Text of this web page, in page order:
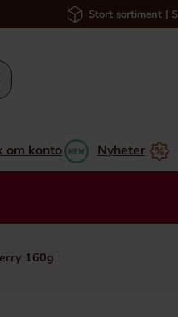
Stort sortiment |
om konto Nyheter
160g